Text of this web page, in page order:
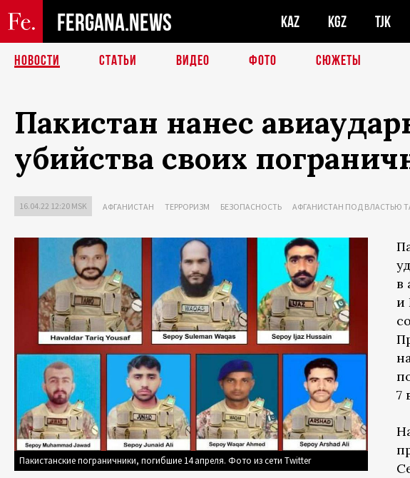
FERGANA.NEWS KAZ KGZ TJK
НОВОСТИ СТАТЬИ ВИДЕО ФОТО СЮЖЕТЫ
Пакистан нанес
убийства своих
16.04.22 12:20 MSK АФГАНИСТАН ТЕРРОРИЗМ БЕЗОПАСНОСТЬ АФГАНИСТАН ПОД ВЛАСТЬЮ
Пакистанские пограничники, погибшие 14 апреля. Фото из сети Twitter
в
и
7